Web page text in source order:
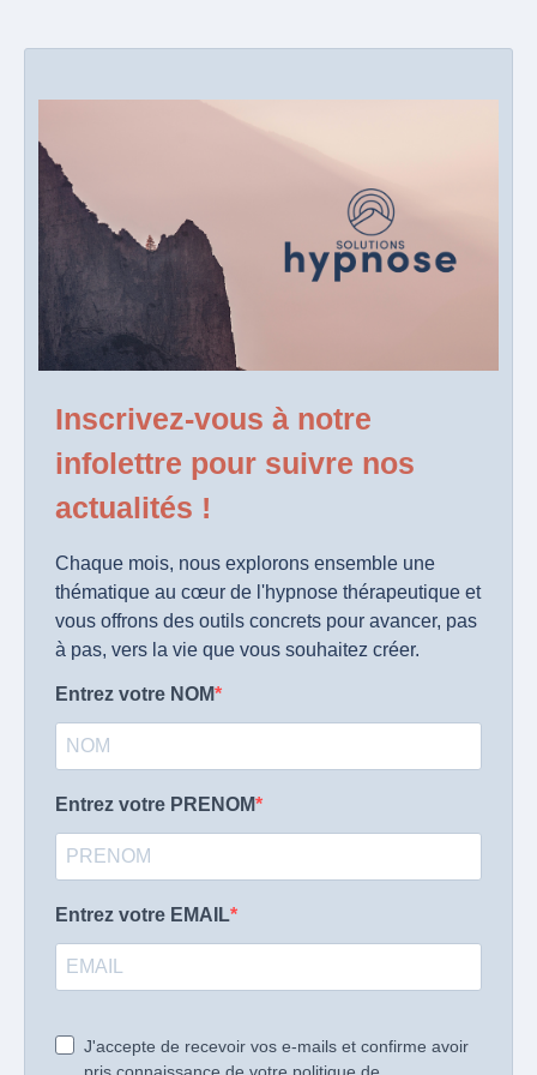
Inscrivez-vous à notre
infolettre pour suivre nos
actualités !
Chaque mois, nous explorons ensemble une
thématique au cœur de l'hypnose thérapeutique et
vous offrons des outils concrets pour avancer, pas
à pas, vers la vie que vous souhaitez créer.
Entrez votre NOM
Entrez votre PRENOM
Entrez votre EMAIL
J'accepte de recevoir vos e-mails et confirme avoir
pris connaissance de votre politique de